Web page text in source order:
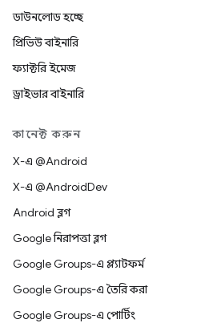
ডাউনলোড হচ্ছে
প্রিভিউ বাইনারি
ফ্যাক্টরি ইমেজ
ড্রাইভার বাইনারি
কানেক্ট করুন
X-এ @Android
X-এ @AndroidDev
Android ব্লগ
Google নিরাপত্তা ব্লগ
Google Groups-এ প্ল্যাটফর্ম
Google Groups-এ তৈরি করা
Google Groups-এ পোর্টিং